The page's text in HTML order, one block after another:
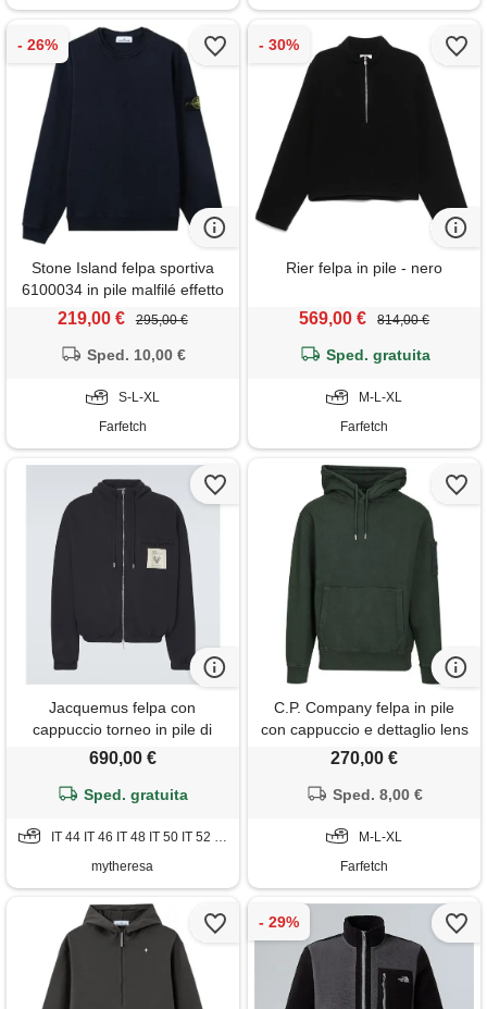
Stone Island felpa sportiva
6100034 in pile malfilé effetto
vissuto - blu
219,00 € 295,00 €
Sped. 10,00 €
S-L-XL
Farfetch
Rier felpa in pile - nero
569,00 € 814,00 €
Sped. gratuita
M-L-XL
Farfetch
Jacquemus felpa con
cappuccio torneo in pile di
cotone
690,00 €
Sped. gratuita
IT 44 IT 46 IT 48 IT 50 IT 52 IT 54
mytheresa
C.P. Company felpa in pile
con cappuccio e dettaglio lens
- verde
270,00 €
Sped. 8,00 €
M-L-XL
Farfetch